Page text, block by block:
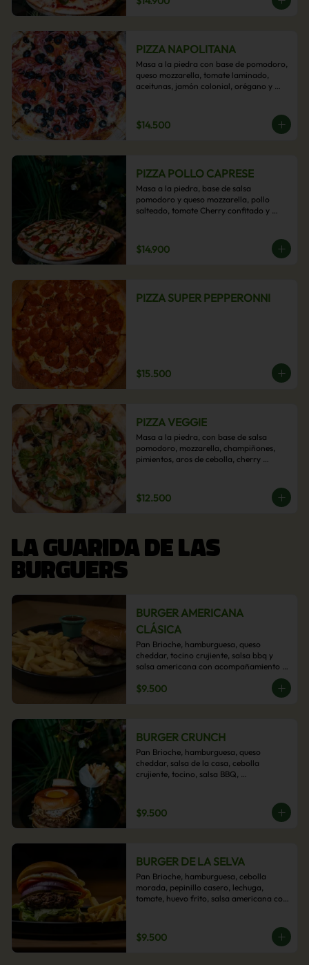
PIZZA NAPOLITANA
Masa a la piedra con base de pomodoro,
queso mozzarella, tomate laminado,
aceitunas, jamón colonial, orégano y
$14.500
PIZZA POLLO CAPRESE
Masa a la piedra, base de salsa
pomodoro y queso mozzarella, pollo
salteado, tomate Cherry confitado y
$14.900
PIZZA SUPER PEPPERONNI
$15.500
PIZZA VEGGIE
Masa a la piedra, con base de salsa
pomodoro, mozzarella, champiñones,
pimientos, aros de cebolla, cherry
$12.500
LA GUARIDA DE LAS
BURGUERS
BURGER AMERICANA
CLÁSICA
Pan Brioche, hamburguesa, queso
cheddar, tocino crujiente, salsa bbq y
salsa americana con acompañamiento
$9.500
BURGER CRUNCH
Pan Brioche, hamburguesa, queso
cheddar, salsa de la casa, cebolla
crujiente, tocino, salsa BBQ,
$9.500
BURGER DE LA SELVA
Pan Brioche, hamburguesa, cebolla
morada, pepinillo casero, lechuga,
tomate, huevo frito, salsa americana con
$9.500